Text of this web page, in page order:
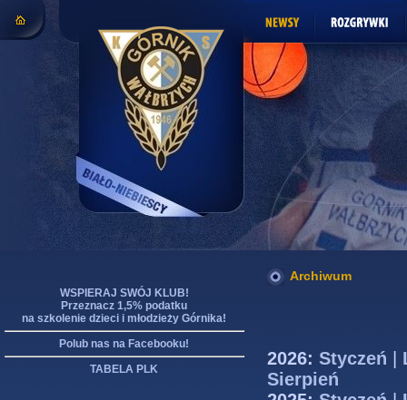
WSPIERAJ SWÓJ KLUB!
Przeznacz 1,5% podatku
na szkolenie dzieci i młodzieży Górnika!
Polub nas na Facebooku!
TABELA PLK
Archiwum
2026: Styczeń
Sierpień